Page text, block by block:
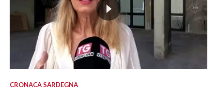
CRONACA SARDEGNA